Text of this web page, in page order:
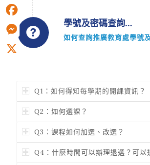
學號及密碼查詢...
如何查詢推廣教育處學號
Q1：如何得知每學期的開課資訊？
Q2：如何選課？
Q3：課程如何加選、改選？
Q4：什麼時間可以辦理退選？可以
Line
Facebook
Messenger